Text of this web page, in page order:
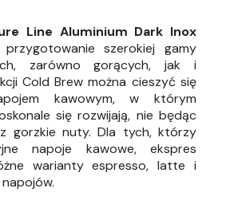
Line Aluminium Dark Inox
szerokiej gamy
zarówno gorących, jak i
Cold Brew można cieszyć się
kawowym, w którym
się rozwijają, nie będąc
gorzkie nuty. Dla tych, którzy
napoje kawowe, ekspres
warianty espresso, latte i